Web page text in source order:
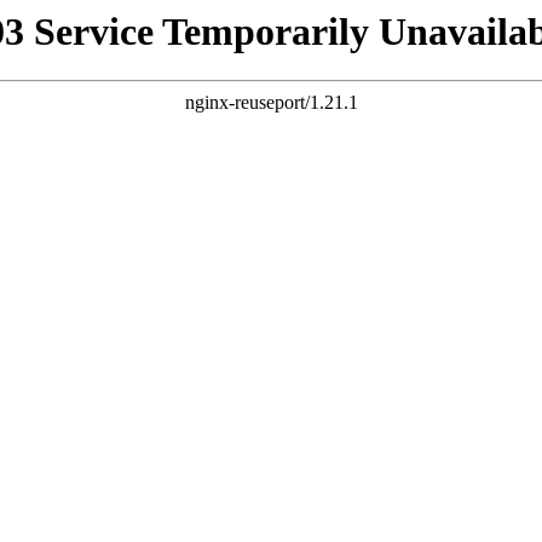
Service Temporarily
nginx-reuseport/1.21.1